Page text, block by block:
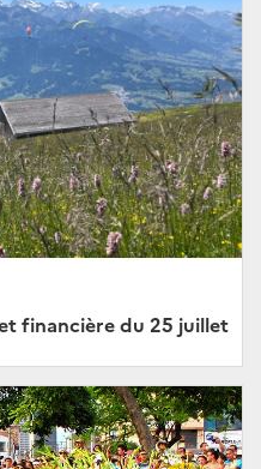
financière du 25 juillet